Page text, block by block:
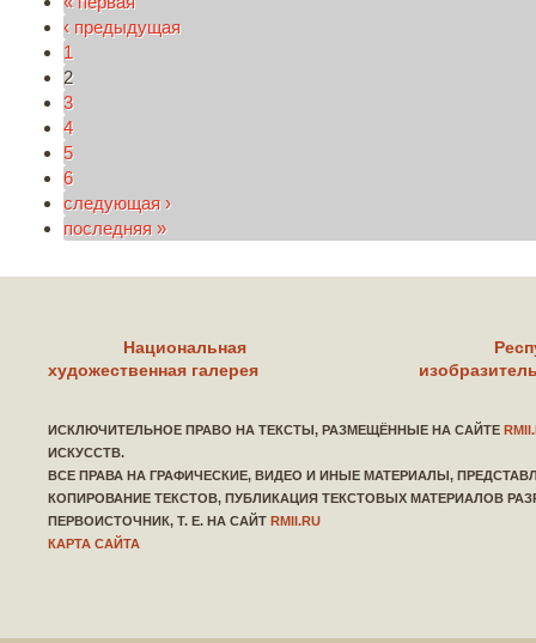
Страницы
‹ предыдущая
1
2
3
4
5
6
следующая ›
последняя »
Национальная
художественная галерея
ИСКЛЮЧИТЕЛЬНОЕ ПРАВО НА ТЕКСТЫ, РАЗМЕЩЁННЫЕ НА САЙТЕ
ИСКУССТВ.
ВСЕ ПРАВА НА ГРАФИЧЕСКИЕ, ВИДЕО И ИНЫЕ МАТЕРИАЛЫ,
КОПИРОВАНИЕ ТЕКСТОВ, ПУБЛИКАЦИЯ ТЕКСТОВЫХ МАТЕРИАЛОВ
ПЕРВОИСТОЧНИК, Т. Е. НА САЙТ RMII.RU
КАРТА САЙТА